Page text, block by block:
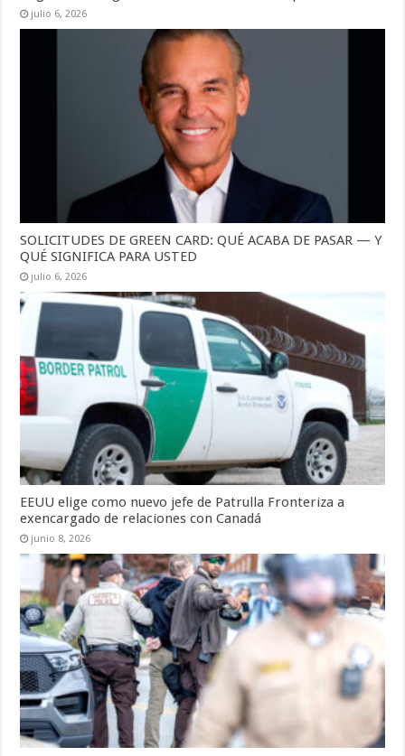
julio 6, 2026
SOLICITUDES DE GREEN CARD: QUÉ ACABA DE PASAR — Y
QUÉ SIGNIFICA PARA USTED
julio 6, 2026
EEUU elige como nuevo jefe de Patrulla Fronteriza a
exencargado de relaciones con Canadá
junio 8, 2026